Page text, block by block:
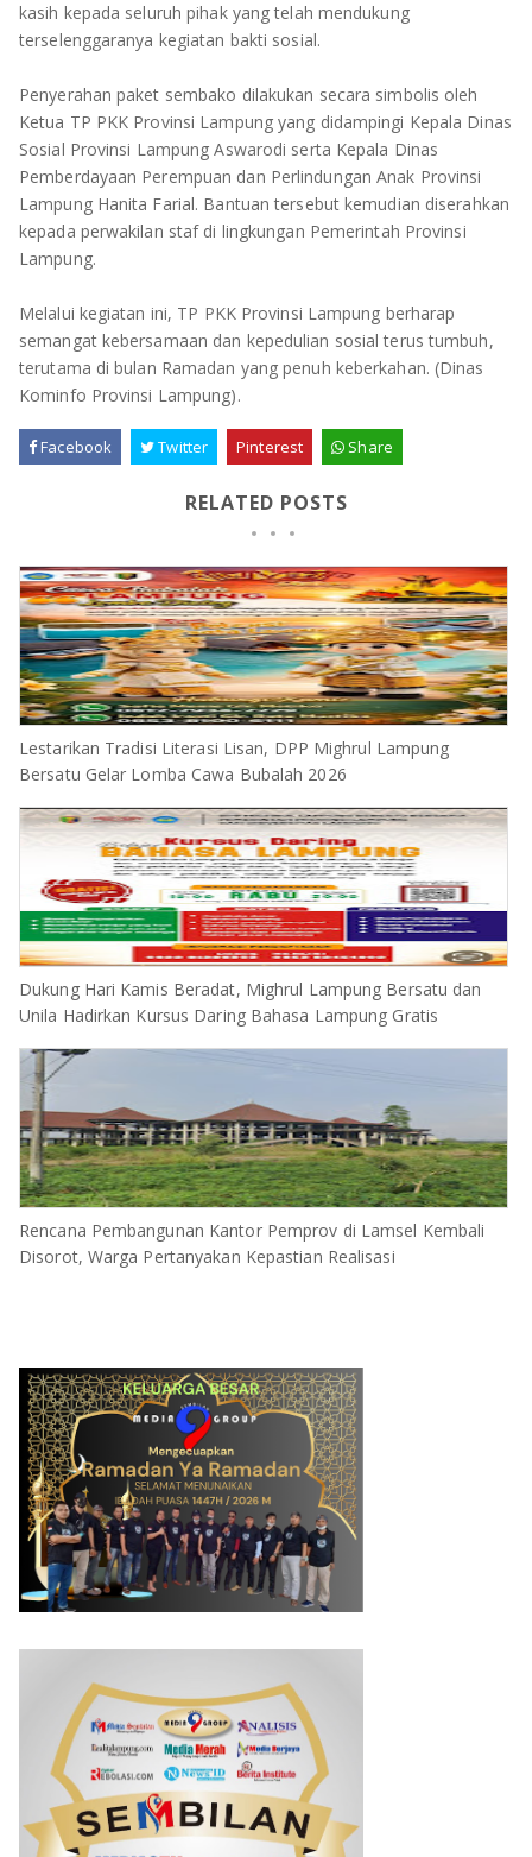
kasih kepada seluruh pihak yang telah mendukung
terselenggaranya kegiatan bakti sosial.
Penyerahan paket sembako dilakukan secara simbolis oleh
Ketua TP PKK Provinsi Lampung yang didampingi Kepala Dinas
Sosial Provinsi Lampung Aswarodi serta Kepala Dinas
Pemberdayaan Perempuan dan Perlindungan Anak Provinsi
Lampung Hanita Farial. Bantuan tersebut kemudian diserahkan
kepada perwakilan staf di lingkungan Pemerintah Provinsi
Lampung.
Melalui kegiatan ini, TP PKK Provinsi Lampung berharap
semangat kebersamaan dan kepedulian sosial terus tumbuh,
terutama di bulan Ramadan yang penuh keberkahan. (Dinas
Kominfo Provinsi Lampung).
Facebook Twitter Pinterest Share
RELATED POSTS
Lestarikan Tradisi Literasi Lisan, DPP Mighrul Lampung
Bersatu Gelar Lomba Cawa Bubalah 2026
Dukung Hari Kamis Beradat, Mighrul Lampung Bersatu dan
Unila Hadirkan Kursus Daring Bahasa Lampung Gratis
Rencana Pembangunan Kantor Pemprov di Lamsel Kembali
Disorot, Warga Pertanyakan Kepastian Realisasi